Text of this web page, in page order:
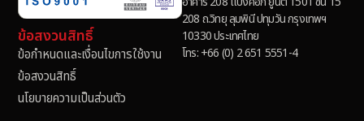
ข้อสงวนสิทธิ์
ข้อกำหนดและเงื่อนไขการใช้งาน
ข้อสงวนสิทธิ์
นโยบายความเป็นส่วนตัว
208 ถ.วิทยุ ลุมพินี ปทุมวัน กรุงเทพฯ
10330 ประเทศไทย
โทร: +66 (0) 2 651 5551-4